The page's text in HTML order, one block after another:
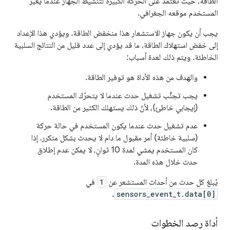
المستخدم موقعه الجغرافي.
يجب أن يكون جهاز الاستشعار هذا منخفض الطاقة. ويؤدي هذا الإعداد
إلى خفض استهلاك الطاقة، ما قد يؤدي إلى عدد قليل من النتائج السلبية
الخاطئة. ويتم ذلك لعدة أسباب:
والهدف من هذه الأداة هو توفير الطاقة.
يجب تجنُّب تشغيل حدث عندما لا يتحرّك المستخدم
(إيجابي خاطئ)، لأنّ ذلك يستهلك الكثير من الطاقة.
عدم تشغيل حدث عندما يكون المستخدم في حالة حركة
(سلبية خاطئة) أمر مقبول ما دام لا يحدث بشكل متكرر. إذا
كان المستخدم يمشي لمدة 10 ثوانٍ، لا يمكن عدم إطلاق
حدث خلال هذه المدة.
يُبلغ كل حدث من أحداث المستشعر عن
1 في
sensors_event_t.data[0]
.
أداة رصد الخطوات